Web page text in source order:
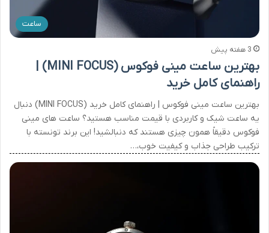
ساعت
3 هفته پیش
بهترین ساعت مینی فوکوس (MINI FOCUS) |
راهنمای کامل خرید
بهترین ساعت مینی فوکوس | راهنمای کامل خرید (MINI FOCUS) دنبال
یه ساعت شیک و کاربردی با قیمت مناسب هستید؟ ساعت های مینی
فوکوس دقیقاً همون چیزی هستند که دنبالشید! این برند تونسته با
ترکیب طراحی جذاب و کیفیت خوب،…